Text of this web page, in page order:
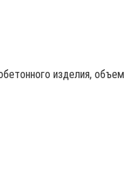
изделия,